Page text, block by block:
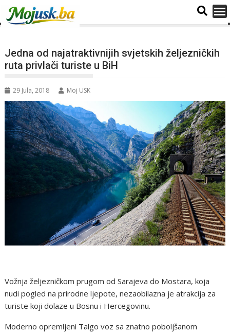
Jedna od najatraktivnijih svjetskih željezničkih
ruta privlači turiste u BiH
29 Jula, 2018 Moj USK
Vožnja željezničkom prugom od Sarajeva do Mostara, koja
nudi pogled na prirodne ljepote, nezaobilazna je atrakcija za
turiste koji dolaze u Bosnu i Hercegovinu.
Moderno opremljeni Talgo voz sa znatno poboljšanom